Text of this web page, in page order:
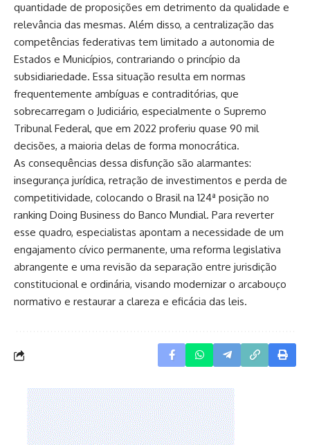
quantidade de proposições em detrimento da qualidade e
relevância das mesmas. Além disso, a centralização das
competências federativas tem limitado a autonomia de
Estados e Municípios, contrariando o princípio da
subsidiariedade. Essa situação resulta em normas
frequentemente ambíguas e contraditórias, que
sobrecarregam o Judiciário, especialmente o Supremo
Tribunal Federal, que em 2022 proferiu quase 90 mil
decisões, a maioria delas de forma monocrática.
As consequências dessa disfunção são alarmantes:
insegurança jurídica, retração de investimentos e perda de
competitividade, colocando o Brasil na 124ª posição no
ranking Doing Business do Banco Mundial. Para reverter
esse quadro, especialistas apontam a necessidade de um
engajamento cívico permanente, uma reforma legislativa
abrangente e uma revisão da separação entre jurisdição
constitucional e ordinária, visando modernizar o arcabouço
normativo e restaurar a clareza e eficácia das leis.